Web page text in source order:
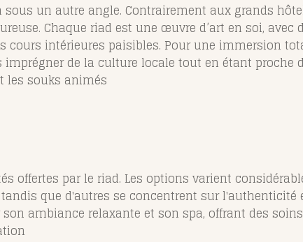
un autre angle. Contrairement aux grands
Chaque riad est une œuvre d’art en soi, avec
cours intérieures paisibles. Pour une immersion
de la culture locale tout en étant proche
les souks animés​
offertes par le riad. Les options varient
que d'autres se concentrent sur l'authenticité
ambiance relaxante et son spa, offrant des